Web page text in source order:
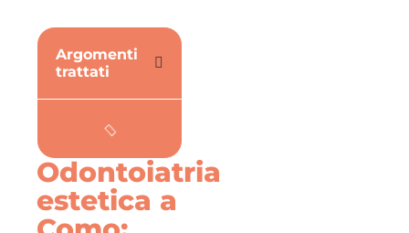
Argomenti
trattati
Odontoiatria
estetica a